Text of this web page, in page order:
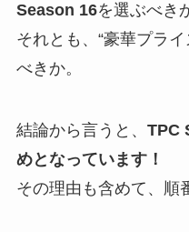
Season 16を選ぶべき
それとも、“豪華プラ
べきか。
結論から言うと、 TPC
めとなっています！
その理由も含めて、順